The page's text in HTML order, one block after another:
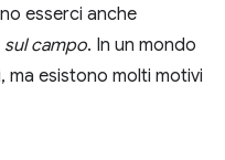
esserci anche
sul campo. In un mondo
ma esistono molti motivi